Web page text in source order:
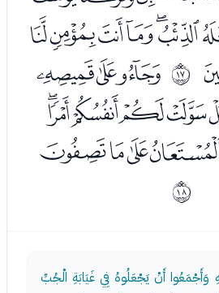
ﰐ ﭽﭾﭿ
ﰑ
وَأَجْمَعُوا أَنْ يَجْعَلُوهُ فِي غَيَابَةِ الْجُبِّ